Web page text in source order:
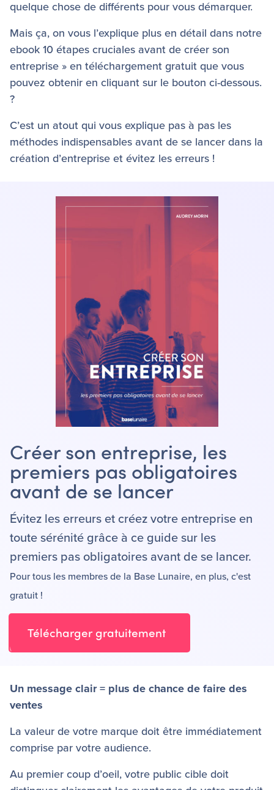
quelque chose de différents pour vous démarquer.
Mais ça, on vous l’explique plus en détail dans notre
ebook 10 étapes cruciales avant de créer son
entreprise » en téléchargement gratuit que vous
pouvez obtenir en cliquant sur le bouton ci-dessous.
?
C’est un atout qui vous explique pas à pas les
méthodes indispensables avant de se lancer dans la
création d’entreprise et évitez les erreurs !
Créer son entreprise, les
premiers pas obligatoires
avant de se lancer
Évitez les erreurs et créez votre entreprise en
toute sérénité grâce à ce guide sur les
premiers pas obligatoires avant de se lancer.
Pour tous les membres de la Base Lunaire, en plus, c'est
gratuit !
Télécharger gratuitement
Un message clair = plus de chance de faire des
ventes
La valeur de votre marque doit être immédiatement
comprise par votre audience.
Au premier coup d’oeil, votre public cible doit